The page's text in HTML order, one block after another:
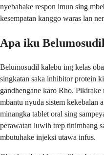
nyebabake respon imun sing
kesempatan kanggo waras lan
Apa iku
Belumosudil kalebu ing kelas
singkatan saka inhibitor protein
gandhengane karo Rho.
mbantu nyuda sistem kekebalan
minangka tablet oral sing
perawatan luwih trep tinimbang
mbutuhake injeksi utawa infus.